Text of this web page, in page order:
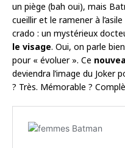
un piège (bah oui), mais
cueillir et le ramener à
crado : un mystérieux
le visage. Oui, on parle
pour « évoluer ». Ce
deviendra l’image du Joker
? Très. Mémorable ?